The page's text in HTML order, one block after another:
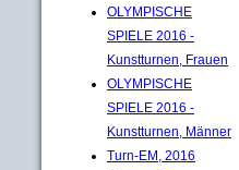
OLYMPISCHE
SPIELE 2016 -
Kunstturnen, Frauen
OLYMPISCHE
SPIELE 2016 -
Kunstturnen, Männer
Turn-EM, 2016